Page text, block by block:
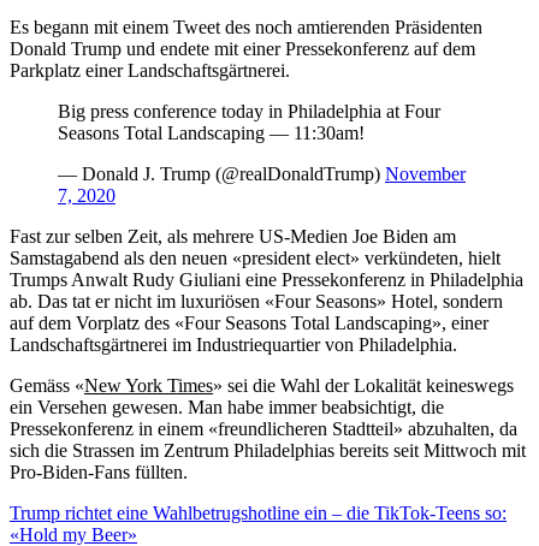
Es begann mit einem Tweet des noch amtierenden Präsidenten
Donald Trump und endete mit einer Pressekonferenz auf dem
Parkplatz einer Landschaftsgärtnerei.
Big press conference today in Philadelphia at Four
Seasons Total Landscaping — 11:30am!
— Donald J. Trump (@realDonaldTrump) November
7, 2020
Fast zur selben Zeit, als mehrere US-Medien Joe Biden am
Samstagabend als den neuen «president elect» verkündeten, hielt
Trumps Anwalt Rudy Giuliani eine Pressekonferenz in Philadelphia
ab. Das tat er nicht im luxuriösen «Four Seasons» Hotel, sondern
auf dem Vorplatz des «Four Seasons Total Landscaping», einer
Landschaftsgärtnerei im Industriequartier von Philadelphia.
Gemäss «New York Times» sei die Wahl der Lokalität keineswegs
ein Versehen gewesen. Man habe immer beabsichtigt, die
Pressekonferenz in einem «freundlicheren Stadtteil» abzuhalten, da
sich die Strassen im Zentrum Philadelphias bereits seit Mittwoch mit
Pro-Biden-Fans füllten.
Trump richtet eine Wahlbetrugshotline ein – die TikTok-Teens so:
«Hold my Beer»